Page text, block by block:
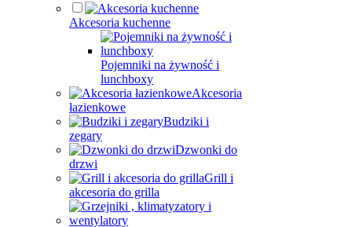
Akcesoria kuchenne
Pojemniki na żywność i
lunchboxy
Akcesoria
łazienkowe
Budziki i
zegary
Dzwonki do
drzwi
Grill i
akcesoria do grilla